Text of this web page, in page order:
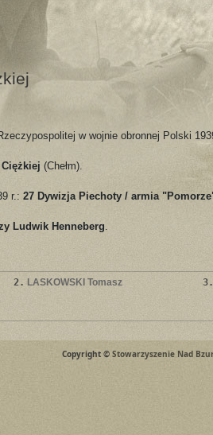
w wojnie obronnej Polski
(Chełm).
r.: 27 Dywizja Piechoty / armia
Ludwik Henneberg
2. LASKOWSKI Tomasz 3.
Copyright © Stowarzyszenie Nad